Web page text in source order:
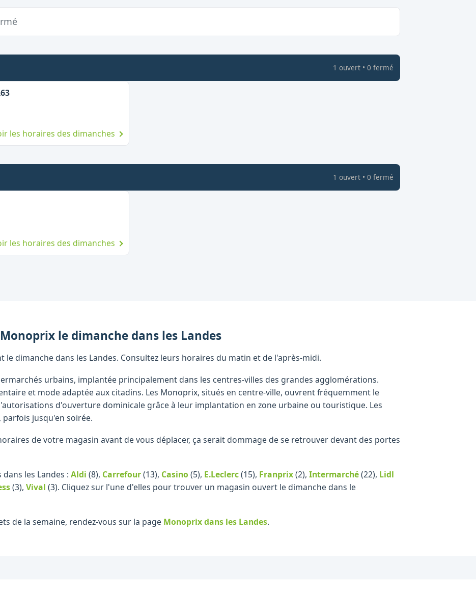
1 ouvert• 0 fermé
,
les horaires des dimanches
1 ouvert• 0 fermé
les horaires des dimanches
Monoprix le dimanche dans les Landes
dimanche dans les Landes. Consultez leurs horaires du matin et de l'après-midi.
urbains, implantée principalement dans les centres-villes des grandes agglomérations.
et mode adaptée aux citadins. Les Monoprix, situés en centre-ville, ouvrent fréquemment le
d'ouverture dominicale grâce à leur implantation en zone urbaine ou touristique. Les
jusqu'en soirée.
de votre magasin avant de vous déplacer, ça serait dommage de se retrouver devant des portes
les Landes : Aldi (8), Carrefour(13), Casino (5), E.Leclerc(15), Franprix(2), Intermarché(22), Lidl
(3), Vival (3). Cliquez sur l'une d'elles pour trouver un magasin ouvert le dimanche dans le
de la semaine, rendez-vous sur la page Monoprixdans les Landes.